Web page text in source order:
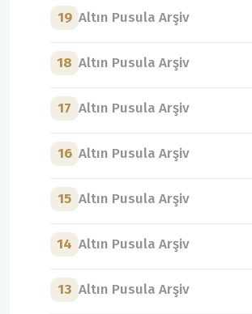
19 Altın Pusula Arşiv
18 Altın Pusula Arşiv
17 Altın Pusula Arşiv
16 Altın Pusula Arşiv
15 Altın Pusula Arşiv
14 Altın Pusula Arşiv
13 Altın Pusula Arşiv